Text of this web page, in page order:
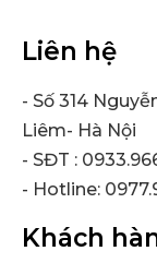
Liên hệ
- Số 314
Liêm- Hà Nội
- SĐT :
- Hotline:
Khách